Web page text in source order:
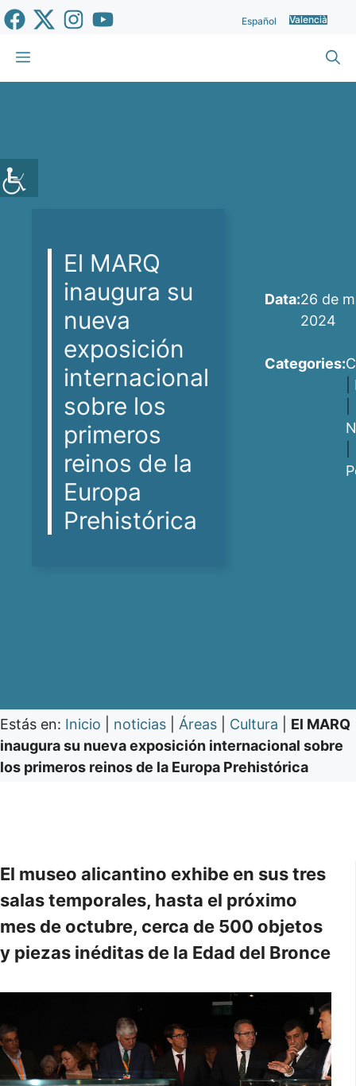
Vés
al
contingut
Español Valencià
Menu
El MARQ
inaugura su
nueva
exposición
internacional
sobre los
primeros
reinos de la
Europa
Prehistórica
Data:26 de
2024
Categories:
Estás en: Inicio noticias Áreas Cultura
El MARQ
inaugura su nueva exposición internacional sobre
los primeros reinos de la Europa Prehistórica
El museo alicantino exhibe en sus tres
salas temporales, hasta el próximo
mes de octubre, cerca de 500 objetos
y piezas inéditas de la Edad del Bronce